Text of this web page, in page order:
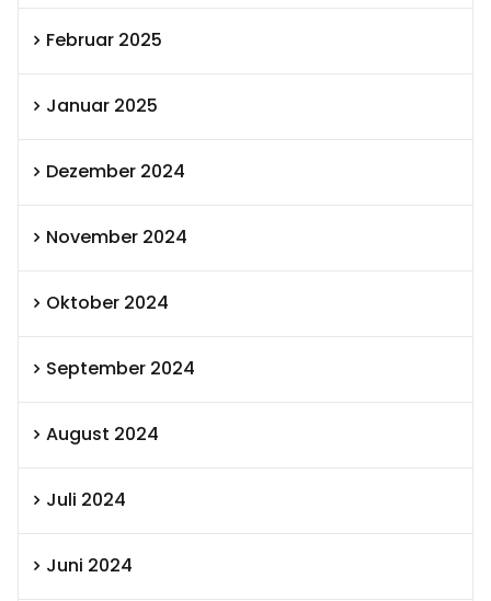
Februar 2025
Januar 2025
Dezember 2024
November 2024
Oktober 2024
September 2024
August 2024
Juli 2024
Juni 2024